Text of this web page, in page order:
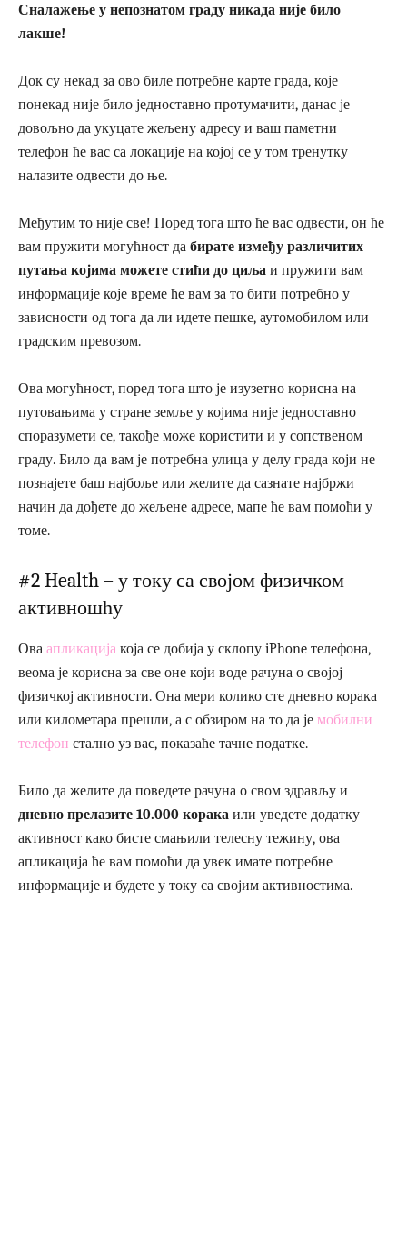
Сналажење у непознатом граду никада није било
лакше!
Док су некад за ово биле потребне карте града, које
понекад није било једноставно протумачити, данас је
довољно да укуцате жељену адресу и ваш паметни
телефон ће вас са локације на којој се у том тренутку
налазите одвести до ње.
Међутим то није све! Поред тога што ће вас одвести, он ће
вам пружити могућност да бирате између различитих
путања којима можете стићи до циља и пружити вам
информације које време ће вам за то бити потребно у
зависности од тога да ли идете пешке, аутомобилом или
градским превозом.
Ова могућност, поред тога што је изузетно корисна на
путовањима у стране земље у којима није једноставно
споразумети се, такође може користити и у сопственом
граду. Било да вам је потребна улица у делу града који не
познајете баш најбоље или желите да сазнате најбржи
начин да дођете до жељене адресе, мапе ће вам помоћи у
томе.
#2 Health – у току са својом физичком
активношћу
Ова апликација која се добија у склопу iPhone телефона,
веома је корисна за све оне који воде рачуна о својој
физичкој активности. Она мери колико сте дневно корака
или километара прешли, а с обзиром на то да је мобилни
телефон стално уз вас, показаће тачне податке.
Било да желите да поведете рачуна о свом здрављу и
дневно прелазите 10.000 корака или уведете додатку
активност како бисте смањили телесну тежину, ова
апликација ће вам помоћи да увек имате потребне
информације и будете у току са својим активностима.